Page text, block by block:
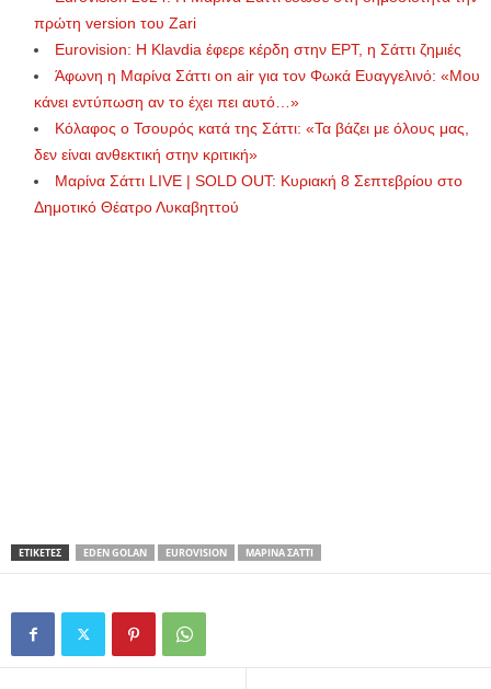
πρώτη version του Zari
Εurovision: Η Klavdia έφερε κέρδη στην ΕΡΤ, η Σάττι ζημιές
Άφωνη η Μαρίνα Σάττι on air για τον Φωκά Ευαγγελινό: «Μου
κάνει εντύπωση αν το έχει πει αυτό…»
Κόλαφος ο Τσουρός κατά της Σάττι: «Τα βάζει με όλους μας,
δεν είναι ανθεκτική στην κριτική»
Μαρίνα Σάττι LIVE | SOLD OUT: Κυριακή 8 Σεπτεβρίου στο
Δημοτικό Θέατρο Λυκαβηττού
ΕΤΙΚΕΤΕΣ EDEN GOLAN EUROVISION ΜΑΡΊΝΑ ΣΆΤΤΙ